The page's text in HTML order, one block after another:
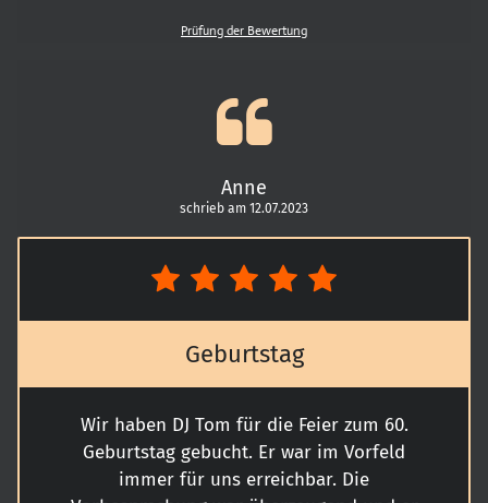
Wir waren ehrlich überrascht wie viel
auch Musikwünsche durften geäußert
werden
können ihn nur wärmstens empfehlen !
Prüfung der Bewertung
Anne
schrieb am 12.07.2023
Geburtstag
Wir haben DJ Tom für die Feier zum 60.
Geburtstag gebucht. Er war im Vorfeld
immer für uns erreichbar. Die